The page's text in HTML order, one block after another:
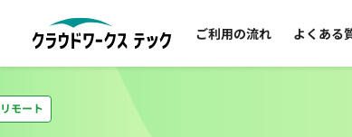
ご利用の流れ よくある
モート